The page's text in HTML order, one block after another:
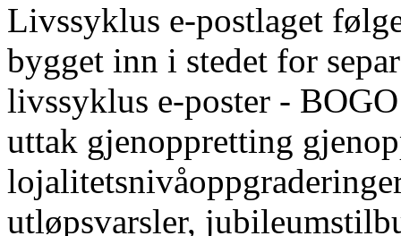
Livssyklus e-postlaget
bygget inn i stedet for
livssyklus e-poster -
uttak gjenoppretting
utløpsvarsler,